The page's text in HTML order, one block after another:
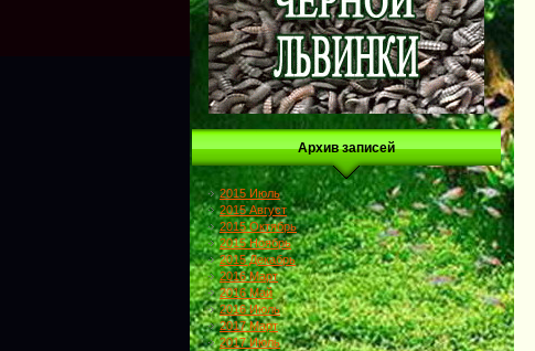
Архив записей
2015 Июль
2015 Август
2015 Октябрь
2015 Ноябрь
2015 Декабрь
2016 Март
2016 Май
2016 Июль
2017 Март
2017 Июль